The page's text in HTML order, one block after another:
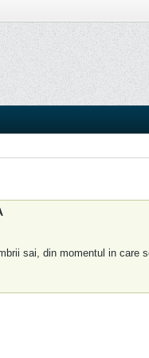
sai, din momentul in care